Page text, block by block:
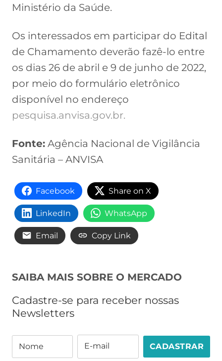
Ministério da Saúde.
Os interessados em participar do Edital
de Chamamento deverão fazê-lo entre
os dias 26 de abril e 9 de junho de 2022,
por meio do formulário eletrônico
disponível no endereço
pesquisa.anvisa.gov.br.
Fonte:Agência Nacional de Vigilância
Sanitária – ANVISA
Facebook Share on X
LinkedIn WhatsApp
Email Copy Link
SAIBA MAIS SOBRE O MERCADO
Cadastre-se para receber nossas
Newsletters
Nome
Nome E-mail CADASTRAR